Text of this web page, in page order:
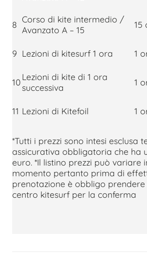
8 Corso di kite intermedio /
Avanzato A – 15
15
9 Lezioni di kitesurf 1 ora 1
10Lezioni di kite di 1 ora
successiva
1
11 Lezioni di Kitefoil 1
*Tutti i prezzi sono intesi esclusa
assicurativa obbligatoria che ha
euro. *Il listino prezzi può variare
momento pertanto prima di
prenotazione è obbligo
centro kitesurf per la conferma